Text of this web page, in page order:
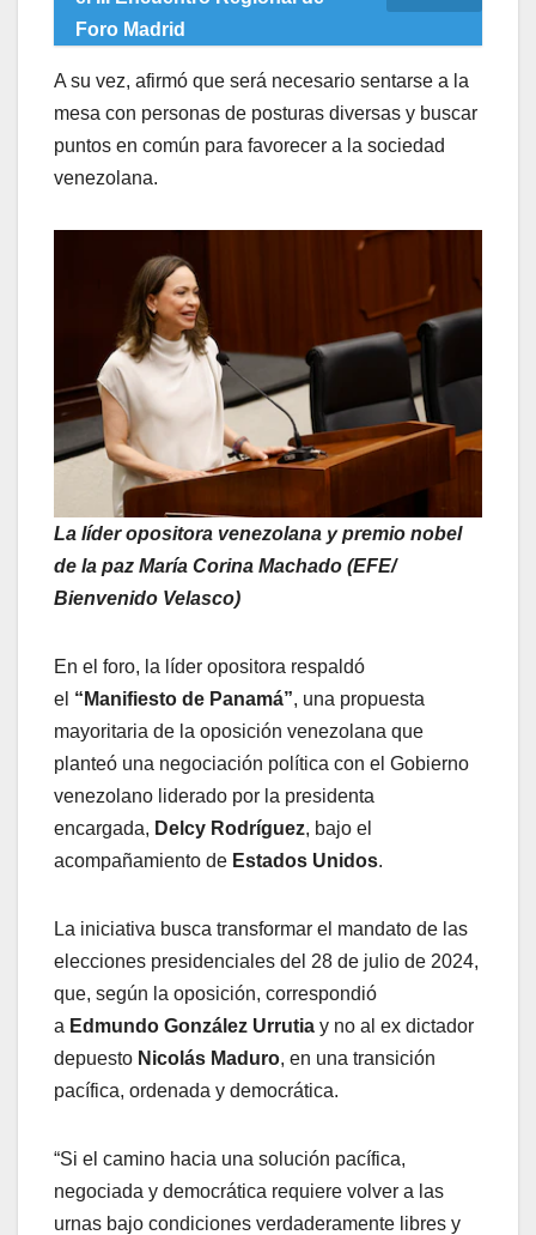
Foro Madrid
A su vez, afirmó que será necesario sentarse a la
mesa con personas de posturas diversas y buscar
puntos en común para favorecer a la sociedad
venezolana.
La líder opositora venezolana y premio nobel
de la paz María Corina Machado (EFE/
Bienvenido Velasco)
En el foro, la líder opositora respaldó
el “Manifiesto de Panamá”, una propuesta
mayoritaria de la oposición venezolana que
planteó una negociación política con el Gobierno
venezolano liderado por la presidenta
encargada, Delcy Rodríguez, bajo el
acompañamiento de Estados Unidos.
La iniciativa busca transformar el mandato de las
elecciones presidenciales del 28 de julio de 2024,
que, según la oposición, correspondió
a Edmundo González Urrutia y no al ex dictador
depuesto Nicolás Maduro, en una transición
pacífica, ordenada y democrática.
“Si el camino hacia una solución pacífica,
negociada y democrática requiere volver a las
urnas bajo condiciones verdaderamente libres y